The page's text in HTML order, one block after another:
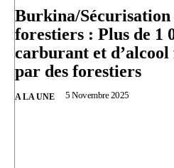
Burkina/Sécurisation
forestiers : Plus de 1
carburant et
par des forestiers
A LA UNE 5 Novembre 2025